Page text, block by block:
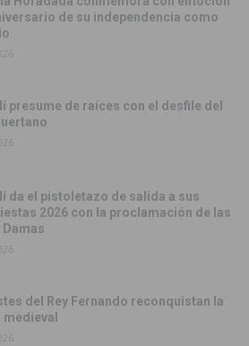
de su independencia como
presume de raíces con el desfile del
da el pistoletazo de salida a sus
2026 con la proclamación de las
Damas
del Rey Fernando reconquistan la